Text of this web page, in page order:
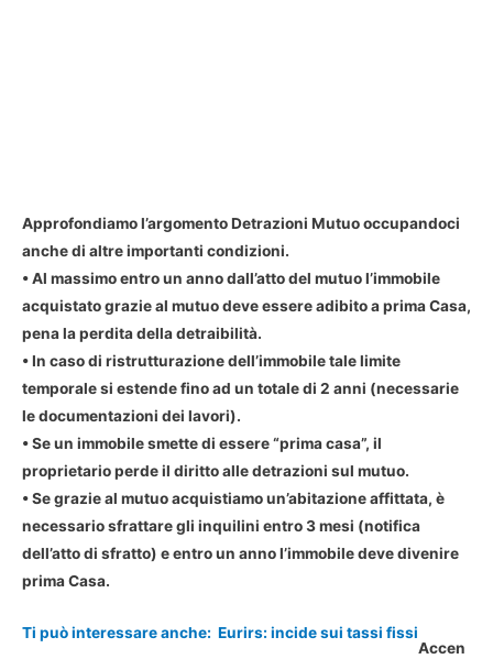
Approfondiamo l’argomento Detrazioni Mutuo occupandoci
anche di altre importanti condizioni.
• Al massimo entro un anno dall’atto del mutuo l’immobile
acquistato grazie al mutuo deve essere adibito a prima Casa,
pena la perdita della detraibilità.
• In caso di ristrutturazione dell’immobile tale limite
temporale si estende fino ad un totale di 2 anni (necessarie
le documentazioni dei lavori).
• Se un immobile smette di essere “prima casa”, il
proprietario perde il diritto alle detrazioni sul mutuo.
• Se grazie al mutuo acquistiamo un’abitazione affittata, è
necessario sfrattare gli inquilini entro 3 mesi (notifica
dell’atto di sfratto) e entro un anno l’immobile deve divenire
prima Casa.
Ti può interessare anche: Eurirs: incide sui tassi fissi
Accen